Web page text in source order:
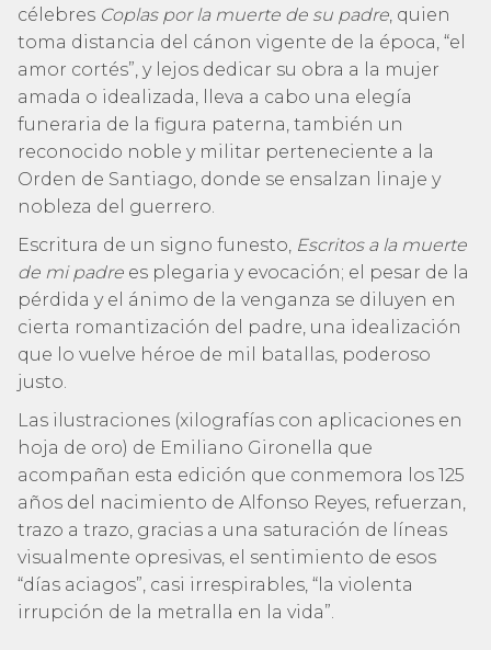
célebres Coplas por la muerte de su padre, quien
toma distancia del cánon vigente de la época, “el
amor cortés”, y lejos dedicar su obra a la mujer
amada o idealizada, lleva a cabo una elegía
funeraria de la figura paterna, también un
reconocido noble y militar perteneciente a la
Orden de Santiago, donde se ensalzan linaje y
nobleza del guerrero.
Escritura de un signo funesto, Escritos a la muerte
de mi padre es plegaria y evocación; el pesar de la
pérdida y el ánimo de la venganza se diluyen en
cierta romantización del padre, una idealización
que lo vuelve héroe de mil batallas, poderoso
justo.
Las ilustraciones (xilografías con aplicaciones en
hoja de oro) de Emiliano Gironella que
acompañan esta edición que conmemora los 125
años del nacimiento de Alfonso Reyes, refuerzan,
trazo a trazo, gracias a una saturación de líneas
visualmente opresivas, el sentimiento de esos
“días aciagos”, casi irrespirables, “la violenta
irrupción de la metralla en la vida”.